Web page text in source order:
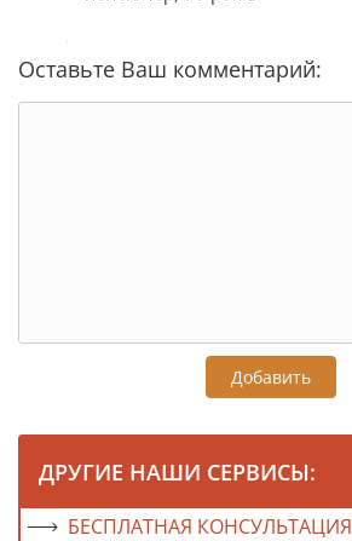
Оставьте Ваш комментарий:
Добавить
ДРУГИЕ НАШИ СЕРВИСЫ:
БЕСПЛАТНАЯ КОНСУЛЬТАЦИЯ